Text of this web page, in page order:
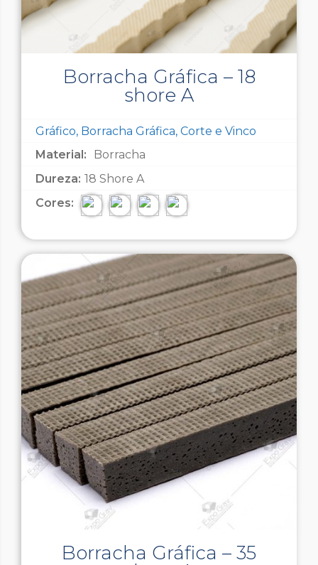
Borracha Gráfica – 18
shore A
Gráfico, Borracha Gráfica, Corte e Vinco
Material:
Borracha
Dureza: 18 Shore A
Cores:
Borracha Gráfica – 35